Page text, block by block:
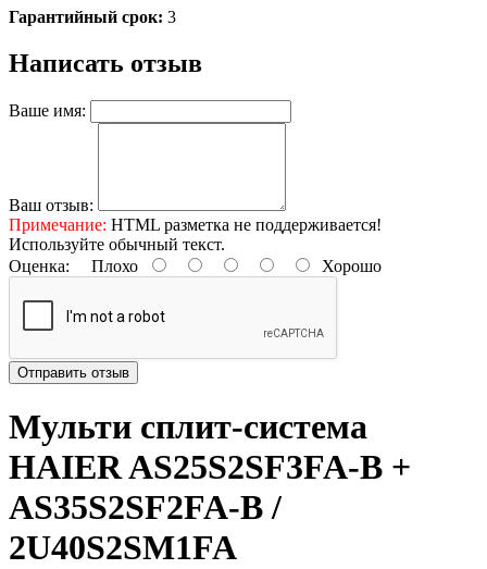
Гарантийный срок: 3
Написать отзыв
Ваше имя:
Ваш отзыв:
Примечание: HTML разметка не поддерживается!
Используйте обычный текст.
Оценка: Плохо Хорошо
Отправить отзыв
Mульти сплит-система
HAIER AS25S2SF3FA-B +
AS35S2SF2FA-B /
2U40S2SM1FA